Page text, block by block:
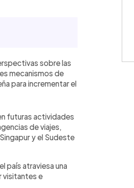
sobre las
mecanismos de
para incrementar el
futuras actividades
de viajes,
y el Sudeste
país atraviesa una
visitantes e